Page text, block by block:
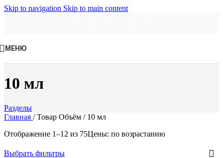
Skip to navigation Skip to main content
МЕНЮ
10 мл
Разделы
Главная / Товар Объём / 10 мл
Отображение 1–12 из 75Цены: по возрастанию
Выбрать фильтры